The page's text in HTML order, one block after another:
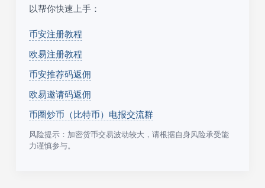
以帮你快速上手：
币安注册教程
欧易注册教程
币安推荐码返佣
欧易邀请码返佣
币圈炒币（比特币）电报交流群
风险提示：加密货币交易波动较大，请根据自身风险承受能
力谨慎参与。